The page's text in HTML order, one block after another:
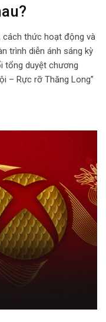
cách thức hoạt động và
trình diễn ánh sáng kỳ
tổng duyệt chương
– Rực rỡ Thăng Long”